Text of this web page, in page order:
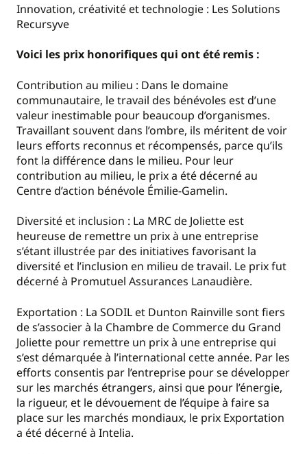
Innovation, créativité et technologie : Les Solutions
Recursyve
Voici les prix honorifiques qui ont été remis :
Contribution au milieu : Dans le domaine
communautaire, le travail des bénévoles est d’une
valeur inestimable pour beaucoup d’organismes.
Travaillant souvent dans l’ombre, ils méritent de voir
leurs efforts reconnus et récompensés, parce qu’ils
font la différence dans le milieu. Pour leur
contribution au milieu, le prix a été décerné au
Centre d’action bénévole Émilie-Gamelin.
Diversité et inclusion : La MRC de Joliette est
heureuse de remettre un prix à une entreprise
s’étant illustrée par des initiatives favorisant la
diversité et l’inclusion en milieu de travail. Le prix fut
décerné à Promutuel Assurances Lanaudière.
Exportation : La SODIL et Dunton Rainville sont fiers
de s’associer à la Chambre de Commerce du Grand
Joliette pour remettre un prix à une entreprise qui
s’est démarquée à l’international cette année. Par les
efforts consentis par l’entreprise pour se développer
sur les marchés étrangers, ainsi que pour l’énergie,
la rigueur, et le dévouement de l’équipe à faire sa
place sur les marchés mondiaux, le prix Exportation
a été décerné à Intelia.